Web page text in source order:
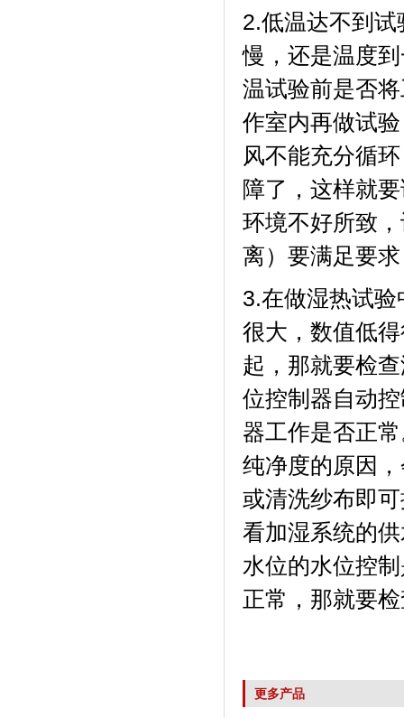
2.低温达不到试
慢，还是温度
温试验前是否将
作室内再做试验
风不能充分循环
障了，这样
环境不好所致
离）要满足要求
3.在做湿热试验
很大，数值低
起，那就要
位控制器自动控
器工作是否正常
纯净度的原因
或清洗纱布即可
看加湿系统的供
水位的水位控制
正常，那就
更多产品